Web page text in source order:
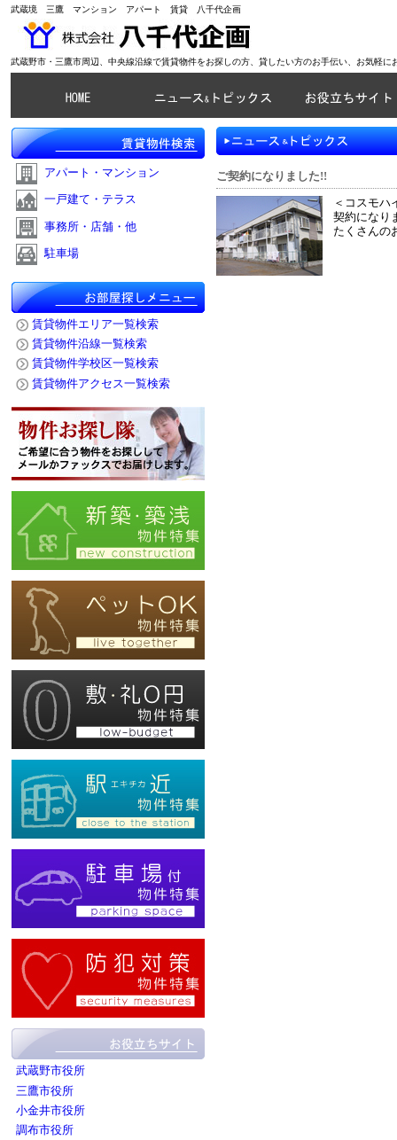
武蔵境 三鷹 マンション アパート 賃貸 八千代企画
武蔵野市・三鷹市周辺、中央線沿線で賃貸物件をお探しの方、貸したい方のお手伝い、お気軽に
アパート・マンション
一戸建て・テラス
事務所・店舗・他
駐車場
賃貸物件エリア一覧検索
賃貸物件沿線一覧検索
賃貸物件学校区一覧検索
賃貸物件アクセス一覧検索
武蔵野市役所
三鷹市役所
小金井市役所
調布市役所
ご契約になりました!!
＜コスモハ
契約になり
たくさんの